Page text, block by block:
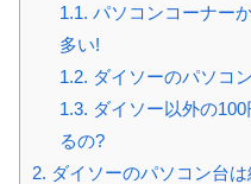
1.1. パソコンコーナー
多い!
1.2. ダイソーのパソコ
1.3. ダイソー以外の
るの?
2. ダイソーのパソコン台